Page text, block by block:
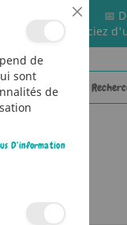
📅
🚚 Bénéficiez
Cookie
Bar
de
sont
de
D’information